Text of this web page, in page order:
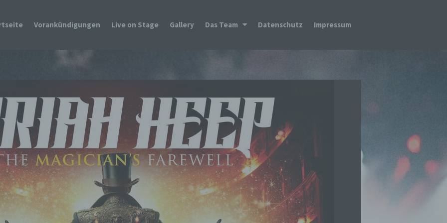
Vorankündigungen Live on Stage Gallery Das Team Datenschutz Impressum